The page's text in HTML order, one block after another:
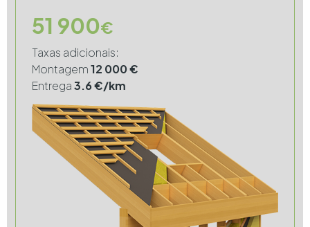
51 900€
Taxas adicionais:
Montagem12 000 €
Entrega3.6 €/km